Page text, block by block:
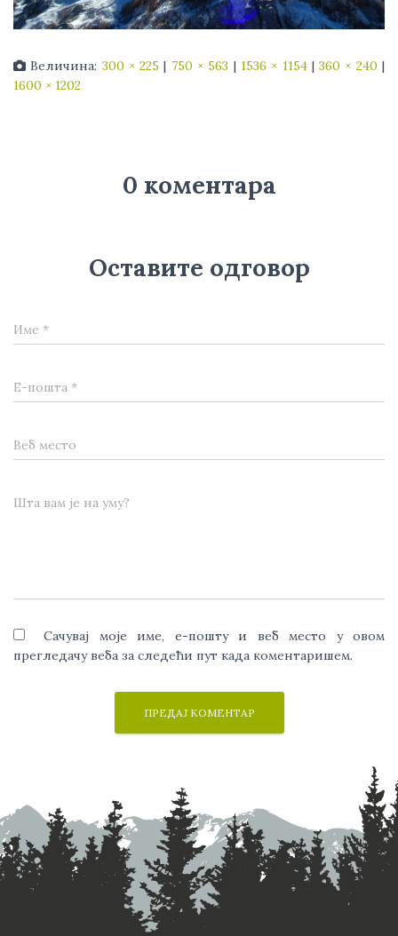
Величина: 300 × 225 | 750 × 563 | 1536 × 1154 | 360 × 240 |
1600 × 1202
0 коментара
Оставите одговор
Име *
Е-пошта *
Веб место
Шта вам је на уму?
Сачувај моје име, е-пошту и веб место у овом
прегледачу веба за следећи пут када коментаришем.